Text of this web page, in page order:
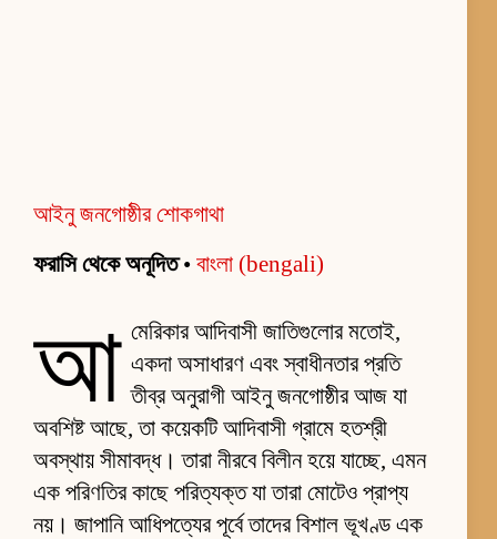
আইনু জনগোষ্ঠীর শোকগাথা
ফরাসি থেকে অনূদিত• বাংলা (bengali)
আ মেরিকার আদিবাসী জাতিগুলোর মতোই,
একদা অসাধারণ এবং স্বাধীনতার প্রতি
তীব্র অনুরাগী আইনু জনগোষ্ঠীর আজ যা
অবশিষ্ট আছে, তা কয়েকটি আদিবাসী গ্রামে হতশ্রী
অবস্থায় সীমাবদ্ধ। তারা নীরবে বিলীন হয়ে যাচ্ছে, এমন
এক পরিণতির কাছে পরিত্যক্ত যা তারা মোটেও প্রাপ্য
নয়। জাপানি আধিপত্যের পূর্বে তাদের বিশাল ভূখণ্ড এক